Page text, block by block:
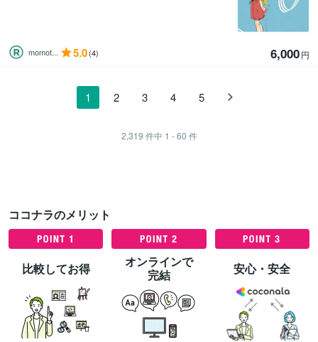
momot... 5.0(4) 6,000円
1 2 3 4 5
2,319 件中 1 - 60 件
ココナラのメリット
比較してお得
オンラインで
完結
安心・安全